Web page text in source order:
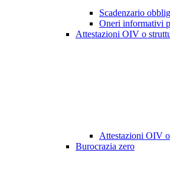
Scadenzario
Oneri informativi
Attestazioni OIV o
Attestazioni OIV
Burocrazia zero